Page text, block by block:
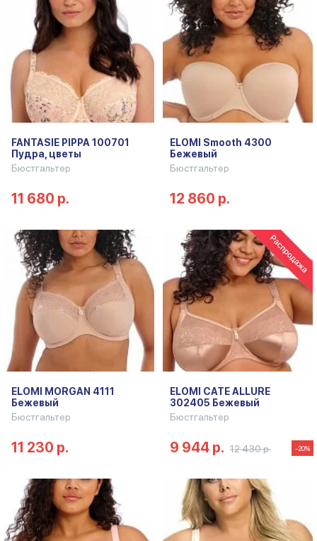
FANTASIE PIPPA 100701
Пудра, цветы
Бюстгальтер
11 680 р.
ELOMI Smooth 4300
Бежевый
Бюстгальтер
12 860 р.
ELOMI MORGAN 4111
Бежевый
Бюстгальтер
11 230 р.
ELOMI CATE ALLURE
302405 Бежевый
Бюстгальтер
9 944 р. 12 430 р. -20%